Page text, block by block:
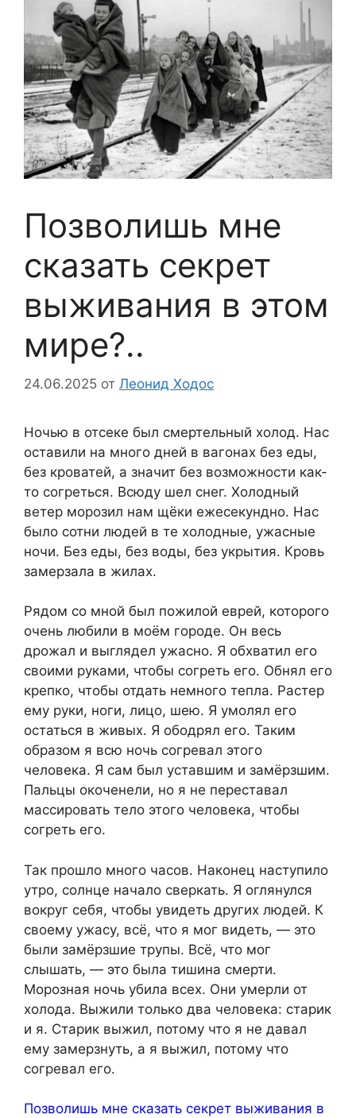
Позволишь мне
сказать секрет
выживания в этом
мире?..
24.06.2025 от Леонид Ходос
Ночью в отсеке был смертельный холод. Нас
оставили на много дней в вагонах без еды,
без кроватей, а значит без возможности как-
то согреться. Всюду шел снег. Холодный
ветер морозил нам щёки ежесекундно. Нас
было сотни людей в те холодные, ужасные
ночи. Без еды, без воды, без укрытия. Кровь
замерзала в жилах.
Рядом со мной был пожилой еврей, которого
очень любили в моём городе. Он весь
дрожал и выглядел ужасно. Я обхватил его
своими руками, чтобы согреть его. Обнял его
крепко, чтобы отдать немного тепла. Растер
ему руки, ноги, лицо, шею. Я умолял его
остаться в живых. Я ободрял его. Таким
образом я всю ночь согревал этого
человека. Я сам был уставшим и замёрзшим.
Пальцы окоченели, но я не переставал
массировать тело этого человека, чтобы
согреть его.
Так прошло много часов. Наконец наступило
утро, солнце начало сверкать. Я оглянулся
вокруг себя, чтобы увидеть других людей. К
своему ужасу, всё, что я мог видеть, — это
были замёрзшие трупы. Всё, что мог
слышать, — это была тишина смерти.
Морозная ночь убила всех. Они умерли от
холода. Выжили только два человека: старик
и я. Старик выжил, потому что я не давал
ему замерзнуть, а я выжил, потому что
согревал его.
Позволишь мне сказать секрет выживания в